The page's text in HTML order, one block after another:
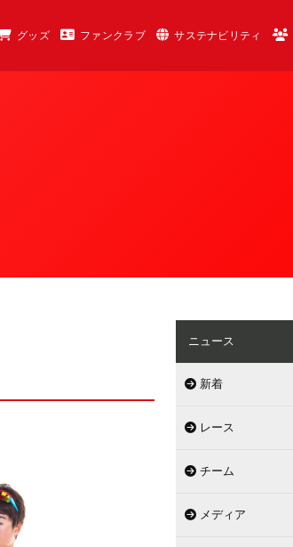
グッズ ファンクラブ サステナビリティ
ニュース
新着
レース
チーム
メディア